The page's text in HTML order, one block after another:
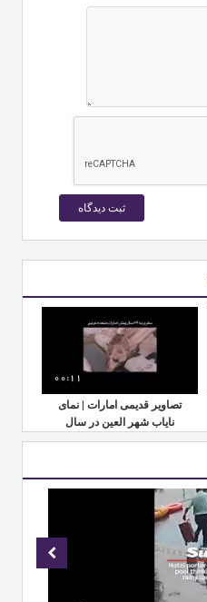
00:11
تصاویر قدیمی امارات | نمای
نایاب شهر العین در سال
۱۹۶۲